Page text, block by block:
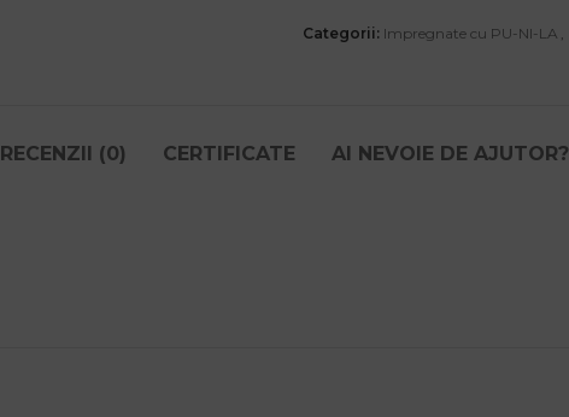
Categorii: Impregnate cu PU-NI-LA ,
RECENZII (0) CERTIFICATE AI NEVOIE DE AJUTOR?